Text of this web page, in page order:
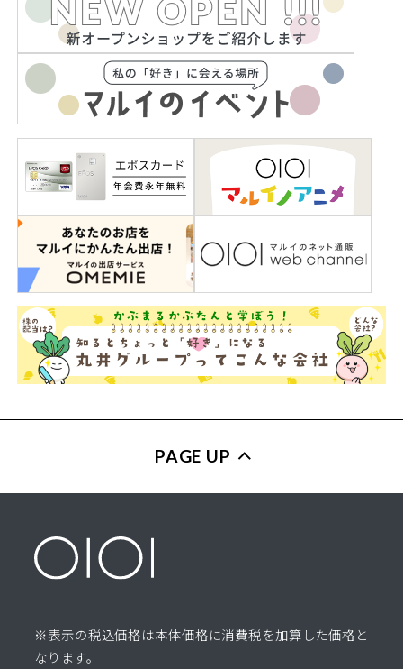
PAGE UP
※表示の税込価格は本体価格に消費税を加算した価格と
なります。